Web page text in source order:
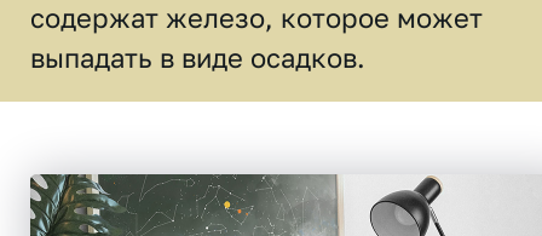
содержат железо, которое может
выпадать в виде осадков.